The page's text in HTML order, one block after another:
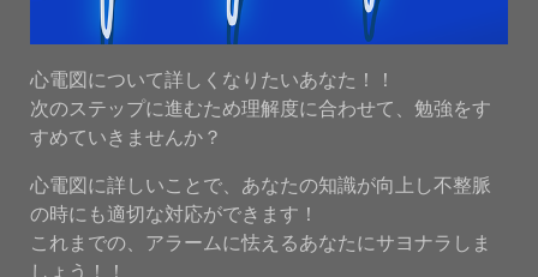
心電図について詳しくなりたいあなた！！
次のステップに進むため理解度に合わせて、勉強をす
すめていきませんか？
心電図に詳しいことで、あなたの知識が向上し不整脈
の時にも適切な対応ができます！
これまでの、アラームに怯えるあなたにサヨナラしま
しょう！！